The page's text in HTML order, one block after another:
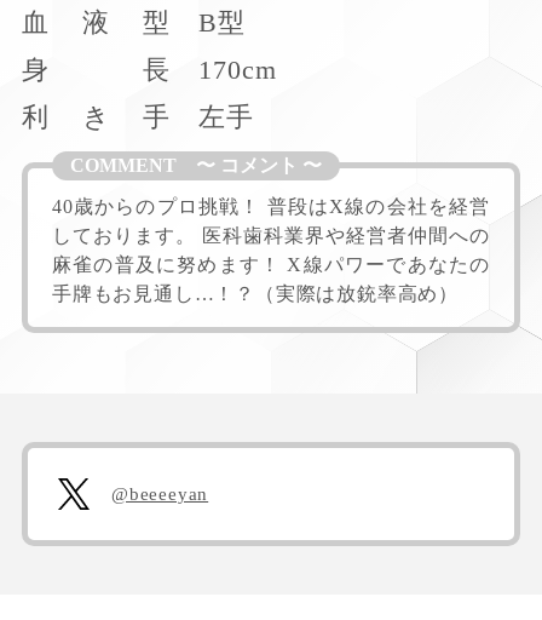
血
液 型
B型
身
長
170cm
利
き 手 左手
40歳からのプロ挑戦！ 普段はX線の会社を経営
しております。 医科歯科業界や経営者仲間への
麻雀の普及に努めます！ X線パワーであなたの
手牌もお見通し…！？（実際は放銃率高め）
@beeeeyan